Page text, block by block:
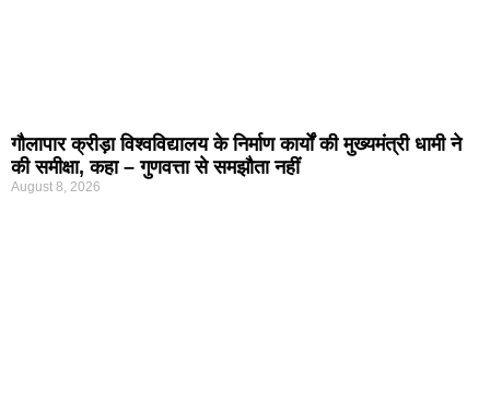
गौलापार क्रीड़ा विश्वविद्यालय के निर्माण कार्यों की मुख्यमंत्री धामी ने
की समीक्षा, कहा – गुणवत्ता से समझौता नहीं
August 8, 2026